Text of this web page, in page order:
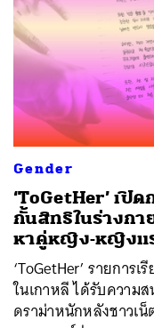
Gender
‘ToGetHer’ เปิ
กั้นสิทธิในร่างก
หาคู่หญิง-หญิงแ
‘ToGetHer’ รายการ
ในเกาหลี ได้รับความ
ดราม่าหนักหลังชาวเ